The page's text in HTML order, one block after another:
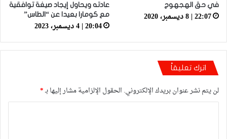
في حق الهجهوج
22:07 | 8 ديسمبر، 2020
عادته ويحاول إيجاد صيغة توافقية
مع كومارا بعيدا عن “الطاس”
20:04 | 4 ديسمبر، 2023
اترك تعليقاً
لن يتم نشر عنوان بريدك الإلكتروني. الحقول الإلزامية مشار إليها بـ*